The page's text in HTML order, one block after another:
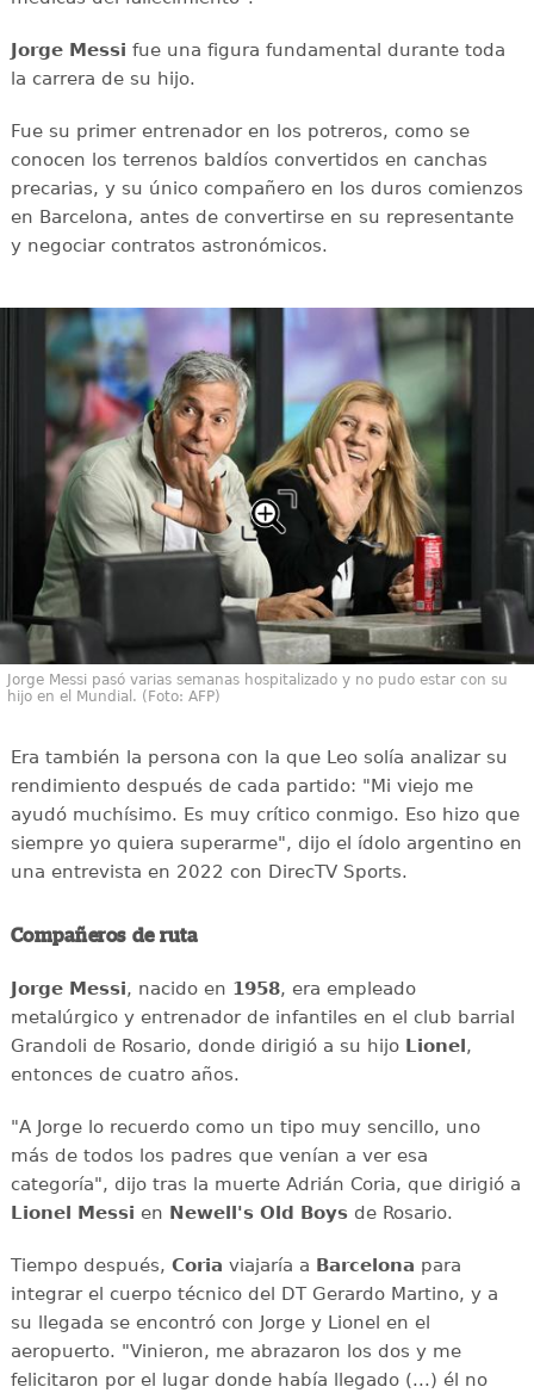
Jorge Messi fue una figura fundamental durante toda
la carrera de su hijo.
Fue su primer entrenador en los potreros, como se
conocen los terrenos baldíos convertidos en canchas
precarias, y su único compañero en los duros comienzos
en Barcelona, antes de convertirse en su representante
y negociar contratos astronómicos.
Jorge Messi pasó varias semanas hospitalizado y no pudo estar con su
hijo en el Mundial. (Foto: AFP)
Era también la persona con la que Leo solía analizar su
rendimiento después de cada partido: "Mi viejo me
ayudó muchísimo. Es muy crítico conmigo. Eso hizo que
siempre yo quiera superarme", dijo el ídolo argentino en
una entrevista en 2022 con DirecTV Sports.
Compañeros de ruta
Jorge Messi, nacido en 1958, era empleado
metalúrgico y entrenador de infantiles en el club barrial
Grandoli de Rosario, donde dirigió a su hijo Lionel,
entonces de cuatro años.
"A Jorge lo recuerdo como un tipo muy sencillo, uno
más de todos los padres que venían a ver esa
categoría", dijo tras la muerte Adrián Coria, que dirigió a
Lionel Messi en Newell's Old Boysde Rosario.
Tiempo después, Coria viajaría a Barcelona para
integrar el cuerpo técnico del DT Gerardo Martino, y a
su llegada se encontró con Jorge y Lionel en el
aeropuerto. "Vinieron, me abrazaron los dos y me
felicitaron por el lugar donde había llegado (...) él no